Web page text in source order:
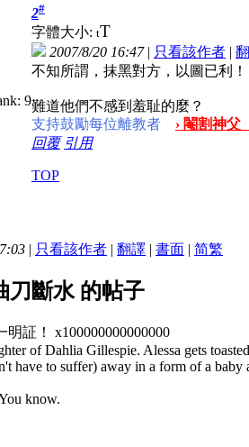
2#
字體大小: tT
2007/8/20 16:47| 只看該作者 |
不知所謂，抹黑對方，以圖已利！
難道他們不感到羞耻的麼？
支持鼓勵每位離教者
› 閹割神
回覆 引用
TOP
| 只看該作者 | 翻譯 | 書面 | 简繁
刀斷水 的帖子
明証！
x100000000000000
of Dahlia Gillespie. Alessa gets
have to suffer) away in a form of a
know.